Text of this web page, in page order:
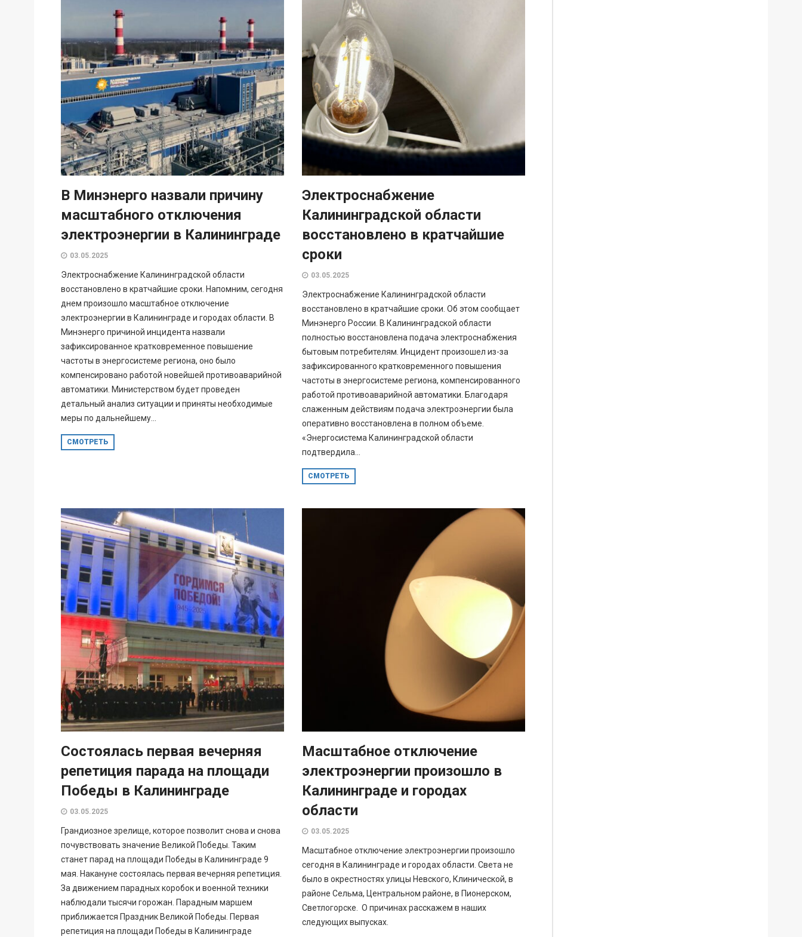
В Минэнерго назвали причину
масштабного отключения
электроэнергии в Калининграде
03.05.2025
Электроснабжение Калининградской области
восстановлено в кратчайшие сроки. Напомним, сегодня
днем произошло масштабное отключение
электроэнергии в Калининграде и городах области. В
Минэнерго причиной инцидента назвали
зафиксированное кратковременное повышение
частоты в энергосистеме региона, оно было
компенсировано работой новейшей противоаварийной
автоматики. Министерством будет проведен
детальный анализ ситуации и приняты необходимые
меры по дальнейшему...
СМОТРЕТЬ
Электроснабжение
Калининградской области
восстановлено в кратчайшие
сроки
03.05.2025
Электроснабжение Калининградской области
восстановлено в кратчайшие сроки. Об этом сообщает
Минэнерго России. В Калининградской области
полностью восстановлена подача электроснабжения
бытовым потребителям. Инцидент произошел из-за
зафиксированного кратковременного повышения
частоты в энергосистеме региона, компенсированного
работой противоаварийной автоматики. Благодаря
слаженным действиям подача электроэнергии была
оперативно восстановлена в полном объеме.
«Энергосистема Калининградской области
подтвердила...
СМОТРЕТЬ
Состоялась первая вечерняя
репетиция парада на площади
Победы в Калининграде
03.05.2025
Грандиозное зрелище, которое позволит снова и снова
почувствовать значение Великой Победы. Таким
станет парад на площади Победы в Калининграде 9
мая. Накануне состоялась первая вечерняя репетиция.
За движением парадных коробок и военной техники
наблюдали тысячи горожан. Парадным маршем
приближается Праздник Великой Победы. Первая
репетиция на площади Победы в Калининграде
Масштабное отключение
электроэнергии произошло в
Калининграде и городах
области
03.05.2025
Масштабное отключение электроэнергии произошло
сегодня в Калининграде и городах области. Света не
было в окрестностях улицы Невского, Клинической, в
районе Сельма, Центральном районе, в Пионерском,
Светлогорске. О причинах расскажем в наших
следующих выпусках.